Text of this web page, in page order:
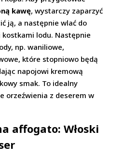
kawę, wystarczy zaparzyć
ją, a następnie wlać do
kostkami lodu. Następnie
np. waniliowe,
które stopniowo będą
napojowi kremową
smak. To idealny
orzeźwienia z deserem w
affogato: Włoski